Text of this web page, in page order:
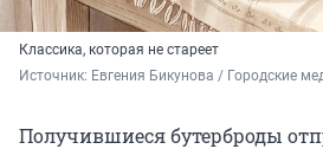
Классика, которая не стареет
Источник: Евгения Бикунова / Городские
Получившиеся бутерброды